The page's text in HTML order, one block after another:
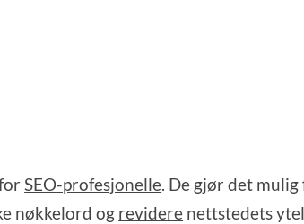
SEO-profesjonelle . De gjør det
nøkkelord og revidere nettstedets